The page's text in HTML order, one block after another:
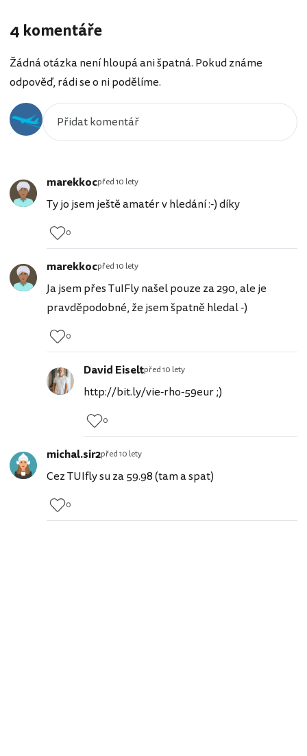
4 komentáře
Žádná otázka není hloupá ani špatná. Pokud známe
odpověď, rádi se o ni podělíme.
marekkocpřed 10 lety
Ty jo jsem ještě amatér v hledání :-) díky
0
marekkocpřed 10 lety
Ja jsem přes TuIFly našel pouze za 290, ale je
pravděpodobné, že jsem špatně hledal -)
0
David Eiseltpřed 10 lety
http://bit.ly/vie-rho-59eur ;)
0
michal.sir2před 10 lety
Cez TUIfly su za 59.98 (tam a spat)
0